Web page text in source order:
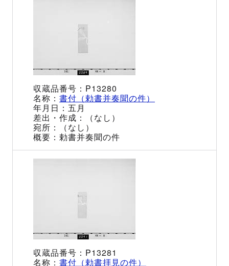
P13280
書付（勅書并奏聞の件）
五月
（なし）
（なし）
勅書并奏聞の件
P13281
書付（勅書拝見の件）